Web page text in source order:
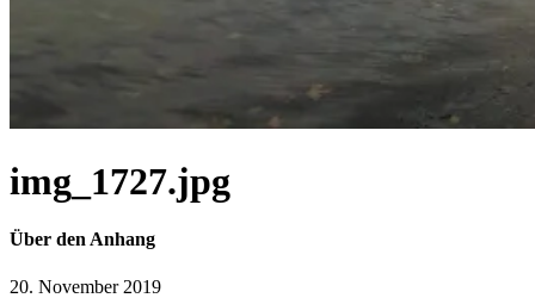
img_1727.jpg
Über den Anhang
20. November 2019